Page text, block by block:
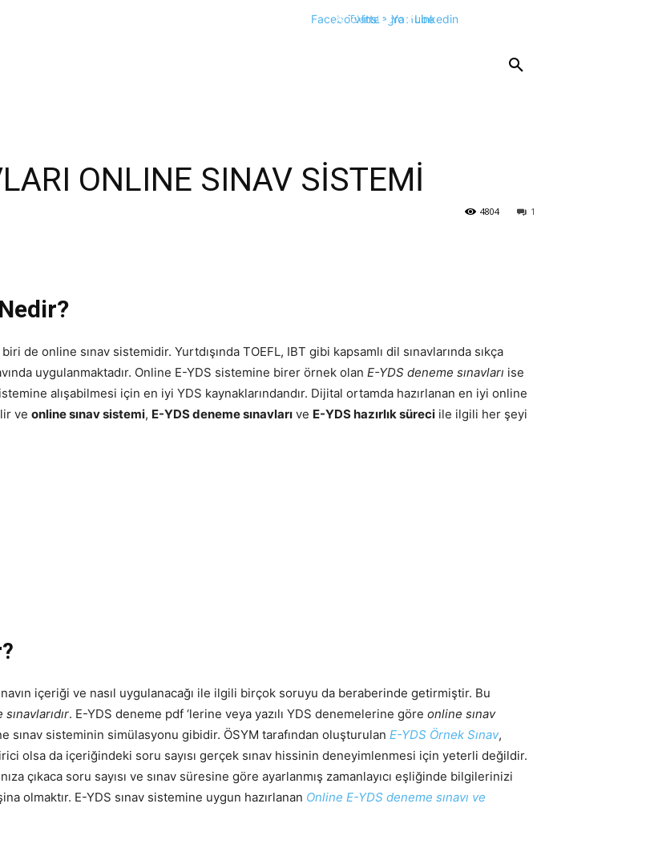
FacebookTwitter
InstagramYoutubeLinkedin
ONLINE SINAV SİSTEMİ
1
4804
de online sınav sistemidir. Yurtdışında TOEFL, IBT gibi kapsamlı dil sınavlarında sıkça
uygulanmaktadır. Online E-YDS sistemine birer örnek olan E-YDS deneme sınavları ise
alışabilmesi için en iyi YDS kaynaklarındandır. Dijital ortamda hazırlanan en iyi online
ve online sınav sistemi, E-YDS deneme sınavları ve E-YDS hazırlık süreci ile ilgili her şeyi
içeriği ve nasıl uygulanacağı ile ilgili birçok soruyu da beraberinde getirmiştir. Bu
. E-YDS deneme pdf ‘lerine veya yazılı YDS denemelerine göre online sınav
sınav sisteminin simülasyonu gibidir. ÖSYM tarafından oluşturulan E-YDS Örnek Sınav,
olsa da içeriğindeki soru sayısı gerçek sınav hissinin deneyimlenmesi için yeterli değildir.
çıkaca soru sayısı ve sınav süresine göre ayarlanmış zamanlayıcı eşliğinde bilgilerinizi
olmaktır. E-YDS sınav sistemine uygun hazırlanan Online E-YDS deneme sınavı ve